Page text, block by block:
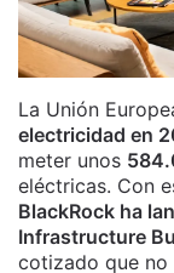
La Unión
electricidad en
meter unos
eléctricas. Con
BlackRock ha
Infrastructure
cotizado que no